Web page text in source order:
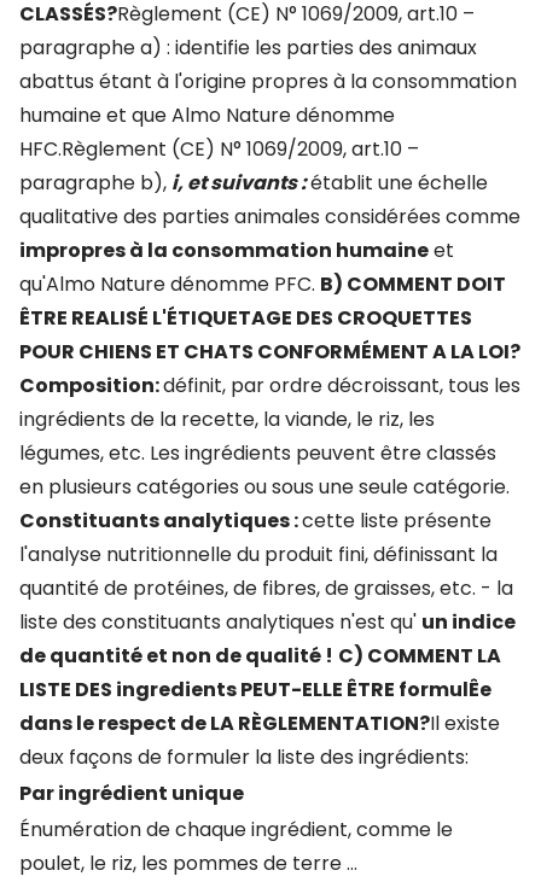
CLASSÉS?Règlement (CE) N° 1069/2009, art.10 –
paragraphe a) : identifie les parties des animaux
abattus étant à l'origine propres à la consommation
humaine et que Almo Nature dénomme
HFC.Règlement (CE) N° 1069/2009, art.10 –
paragraphe b), i, et suivants :établit une échelle
qualitative des parties animales considérées comme
impropres à la consommation humaineet
qu'Almo Nature dénomme PFC. B) COMMENT DOIT
ÊTRE REALISÉ L'ÉTIQUETAGE DES CROQUETTES
POUR CHIENS ET CHATS CONFORMÉMENT A LA LOI?
Composition:définit, par ordre décroissant, tous les
ingrédients de la recette, la viande, le riz, les
légumes, etc. Les ingrédients peuvent être classés
en plusieurs catégories ou sous une seule catégorie.
Constituants analytiques :cette liste présente
l'analyse nutritionnelle du produit fini, définissant la
quantité de protéines, de fibres, de graisses, etc. - la
liste des constituants analytiques n'est qu' un indice
de quantité et non de qualité ! C) COMMENT LA
LISTE DES ingredients PEUT-ELLE ÊTRE formulÊe
dans le respect de LA RÈGLEMENTATION?Il existe
deux façons de formuler la liste des ingrédients:
Par ingrédient unique
Énumération de chaque ingrédient, comme le
poulet, le riz, les pommes de terre ...